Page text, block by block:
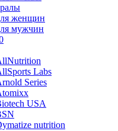
женщин
мужчин
Labs
Series
USA
nutrition